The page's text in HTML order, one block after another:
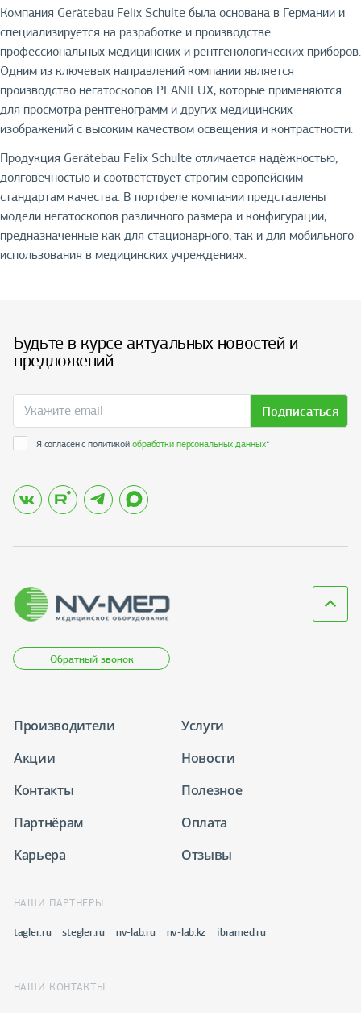
Компания Gerätebau Felix Schulte была основана в Германии и
специализируется на разработке и производстве
профессиональных медицинских и рентгенологических приборов.
Одним из ключевых направлений компании является
производство негатоскопов PLANILUX, которые применяются
для просмотра рентгенограмм и других медицинских
изображений с высоким качеством освещения и контрастности.
Продукция Gerätebau Felix Schulte отличается надёжностью,
долговечностью и соответствует строгим европейским
стандартам качества. В портфеле компании представлены
модели негатоскопов различного размера и конфигурации,
предназначенные как для стационарного, так и для мобильного
использования в медицинских учреждениях.
Будьте в курсе актуальных новостей и
предложений
Подписаться
Я согласен с политикойобработки персональных данных*
Обратный звонок
Производители
Услуги
Акции
Новости
Контакты
Полезное
Партнёрам
Оплата
Карьера
Отзывы
НАШИ ПАРТНЕРЫ
tagler.ru stegler.ru nv-lab.ru nv-lab.kz ibramed.ru
НАШИ КОНТАКТЫ